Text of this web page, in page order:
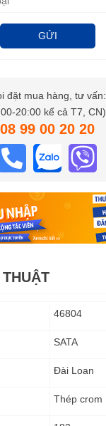
GỬI
đặt mua hàng, tư vấn:
20:00 kể cả T7, CN)
08 99 00 20 20
46804
SATA
Đài Loan
Thép crom